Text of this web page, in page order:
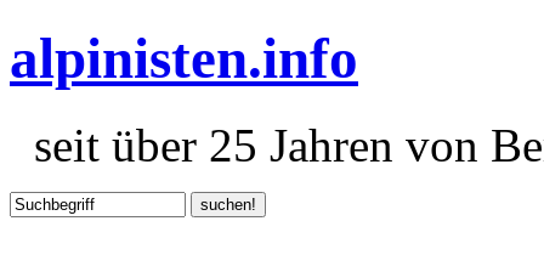
alpinisten.info
seit über 25 Jahren von